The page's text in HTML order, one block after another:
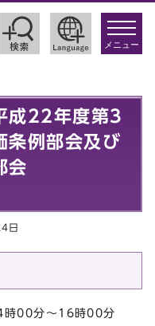
toggle
メニュー
成22年度第3
条例部会及び
会
日
00分～16時00分